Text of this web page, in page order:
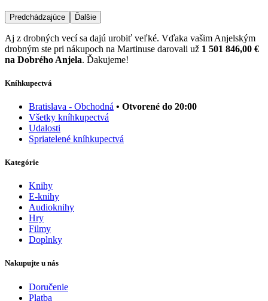
Predchádzajúce Ďalšie
Aj z drobných vecí sa dajú urobiť veľké. Vďaka vašim Anjelským
drobným ste pri nákupoch na Martinuse darovali už 1 501 846,00 €
na Dobrého Anjela. Ďakujeme!
Kníhkupectvá
Bratislava - Obchodná • Otvorené do 20:00
Všetky kníhkupectvá
Udalosti
Spriatelené kníhkupectvá
Kategórie
Knihy
E-knihy
Audioknihy
Hry
Filmy
Doplnky
Nakupujte u nás
Doručenie
Platba